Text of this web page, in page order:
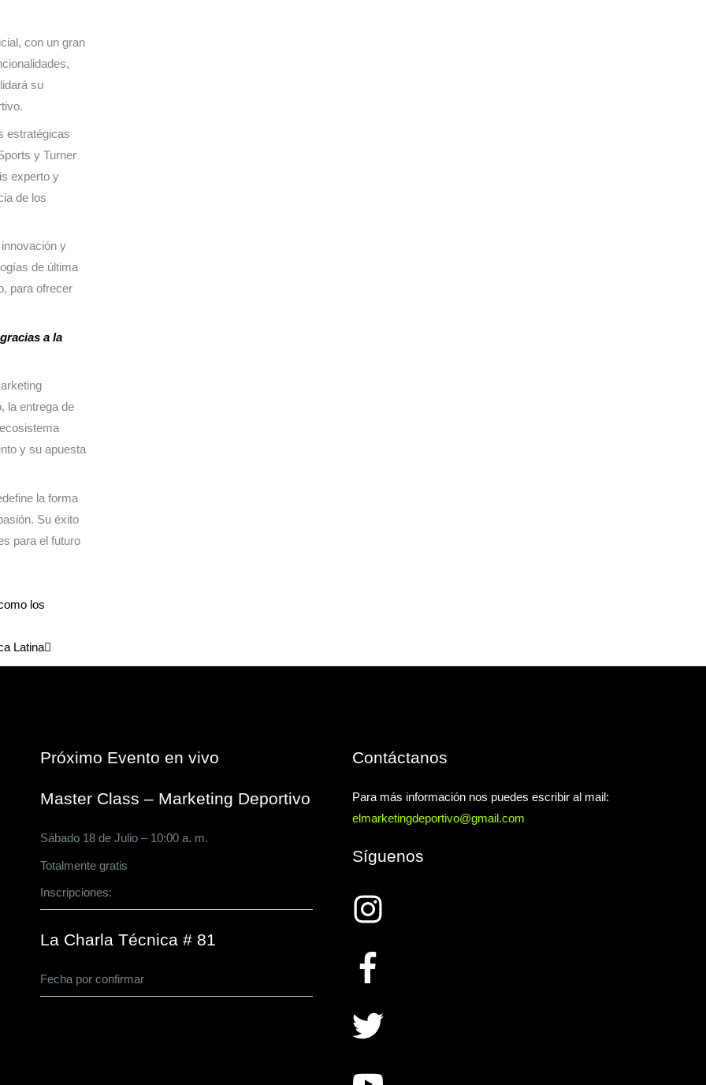
con un gran
su
estratégicas
y Turner
experto y
de los
y
de última
para ofrecer
a la
la entrega de
y su apuesta
la forma
Su éxito
para el futuro
los
Latina
Próximo Evento en vivo
Master Class – Marketing Deportivo
Sábado 18 de Julio – 10:00 a. m.
Totalmente gratis
Inscripciones:
La Charla Técnica # 81
Fecha por confirmar
Contáctanos
Para más información nos puedes escribir al mail:
elmarketingdeportivo@gmail.com
Síguenos